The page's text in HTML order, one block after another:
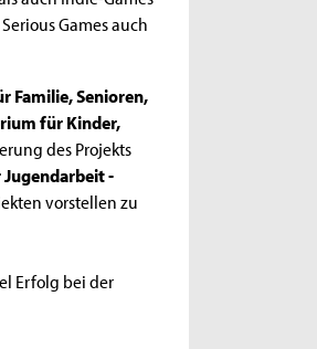
Games auch
Familie, Senioren,
für Kinder,
des Projekts
-
vorstellen zu
Erfolg bei der